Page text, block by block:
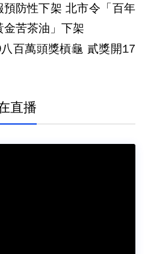
下架 北市令「百年
金苦茶油」下架
百萬頭獎槓龜 貳獎開17
直播